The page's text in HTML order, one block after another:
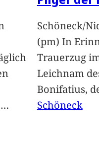
…
Schöneck/
(pm) In
Trauerzug
Leichnam
Bonifatius,
Schöneck